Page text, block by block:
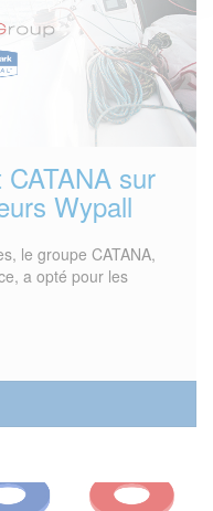
sur
Wypall
le groupe CATANA,
a opté pour les